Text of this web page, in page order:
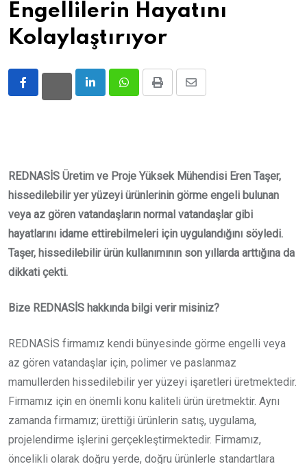
Gündem
Atamalar
Engellilerin Hayatını
Kolaylaştırıyor
LinkedInWhatsappPrint
Share
REDNASİS Üretim ve Proje Yüksek Mühendisi Eren Taşer,
hissedilebilir yer yüzeyi ürünlerinin görme engeli bulunan
veya az gören vatandaşların normal vatandaşlar gibi
hayatlarını idame ettirebilmeleri için uygulandığını söyledi.
Taşer, hissedilebilir ürün kullanımının son yıllarda arttığına da
dikkati çekti.
Bize REDNASİS hakkında bilgi verir misiniz?
REDNASİS firmamız kendi bünyesinde görme engelli veya
az gören vatandaşlar için, polimer ve paslanmaz
mamullerden hissedilebilir yer yüzeyi işaretleri üretmektedir.
Firmamız için en önemli konu kaliteli ürün üretmektir. Aynı
zamanda firmamız; ürettiği ürünlerin satış, uygulama,
projelendirme işlerini gerçekleştirmektedir. Firmamız,
öncelikli olarak doğru yerde, doğru ürünlerle standartlara